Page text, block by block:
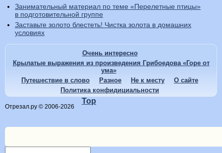
Занимательный материал по теме «Перелетные птицы»
в подготовительной группе
Заставьте золото блестеть! Чистка золота в домашних
условиях
Очень интересно
Крылатые выражения из произведения Грибоедова «Горе от
ума»
Путешествие в слово
Разное Не к месту
О сайте
Политика конфидициальности
Отрезал.ру © 2006-2026
Top